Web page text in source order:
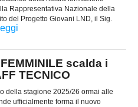
Rappresentativa Nazionale della
del Progetto Giovani LND, il Sig.
leggi
scalda i
TECNICO
della stagione 2025/26 ormai alle
ufficialmente forma il nuovo